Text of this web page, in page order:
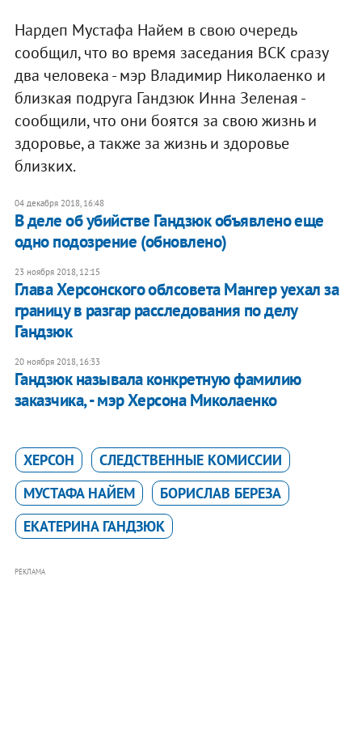
Нардеп Мустафа Найем в свою очередь
сообщил, что во время заседания ВСК сразу
два человека - мэр Владимир Николаенко и
близкая подруга Гандзюк Инна Зеленая -
сообщили, что они боятся за свою жизнь и
здоровье, а также за жизнь и здоровье
близких.
04 декабря 2018, 16:48
В деле об убийстве Гандзюк объявлено еще
одно подозрение (обновлено)
23 ноября 2018, 12:15
Глава Херсонского облсовета Мангер уехал за
границу в разгар расследования по делу
Гандзюк
20 ноября 2018, 16:33
Гандзюк называла конкретную фамилию
заказчика, - мэр Херсона Миколаенко
ХЕРСОН
СЛЕДСТВЕННЫЕ КОМИССИИ
МУСТАФА НАЙЕМ
БОРИСЛАВ БЕРЕЗА
ЕКАТЕРИНА ГАНДЗЮК
РЕКЛАМА